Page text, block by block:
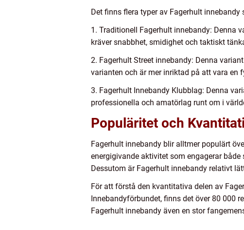
Det finns flera typer av Fagerhult
1. Traditionell Fagerhult innebandy: Denna
kräver snabbhet, smidighet och taktiskt
2. Fagerhult Street innebandy: Denna
varianten och är mer inriktad på att vara
3. Fagerhult Innebandy Klubblag: Denna
professionella och amatörlag runt om i
Populäritet och
Fagerhult innebandy blir alltmer populärt
energigivande aktivitet som engagerar
Dessutom är Fagerhult innebandy relativt
För att förstå den kvantitativa delen av
Innebandyförbundet, finns det över 80 000
Fagerhult innebandy även en stor